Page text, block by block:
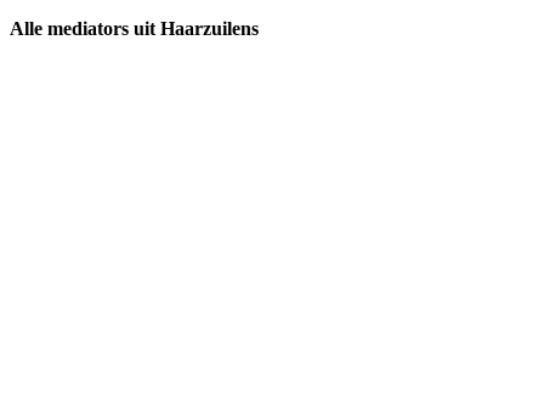
Alle mediators uit Haarzuilens